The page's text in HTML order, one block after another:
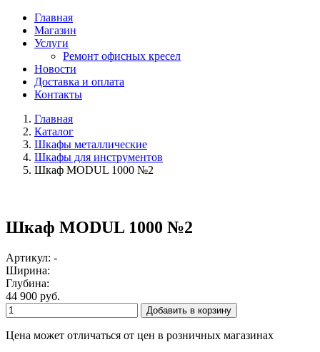
Главная
Магазин
Услуги
Ремонт офисных кресел
Новости
Доставка и оплата
Контакты
Главная
Каталог
Шкафы металлические
Шкафы для инструментов
Шкаф MODUL 1000 №2
Шкаф MODUL 1000 №2
Артикул: -
Ширина:
Глубина:
44 900 руб.
Добавить в корзину
Цена может отличаться от цен в розничных магазинах